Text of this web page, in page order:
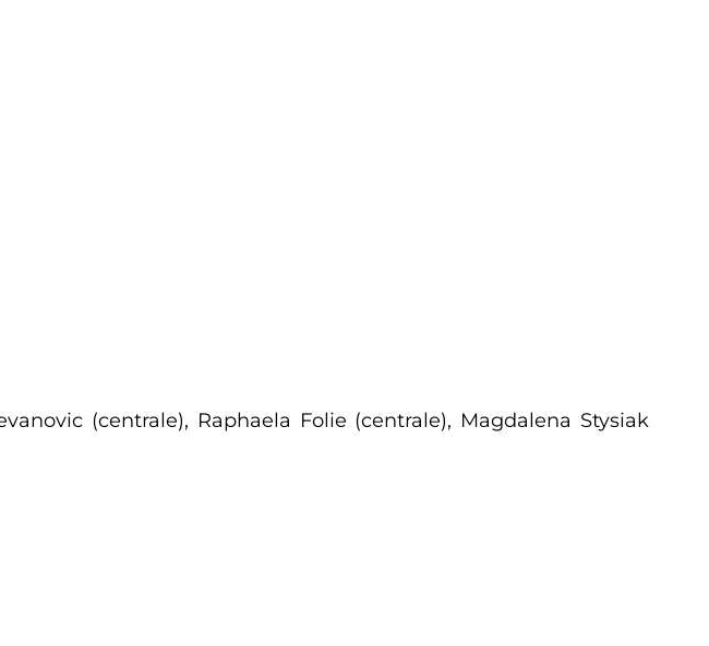
(centrale), Raphaela Folie (centrale), Magdalena Stysiak